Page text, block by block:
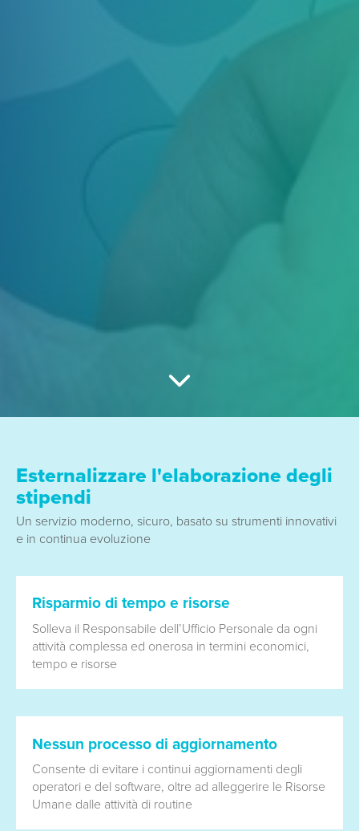
Esternalizzare l'elaborazione degli
stipendi
Un servizio moderno, sicuro, basato su strumenti innovativi
e in continua evoluzione
Risparmio di tempo e risorse
Solleva il Responsabile dell’Ufficio Personale da ogni
atti­vità complessa ed onerosa in termini economici,
tempo e risorse
Nessun processo di aggiornamento
Consente di evitare i continui aggiornamenti degli
opera­tori e del software, oltre ad alleggerire le Risorse
Umane dalle attività di routine